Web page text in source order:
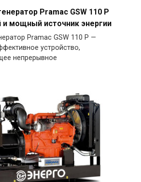
Pramac GSW 110 P
мощный источник энергии
Pramac GSW 110 P —
устройство,
непрерывное